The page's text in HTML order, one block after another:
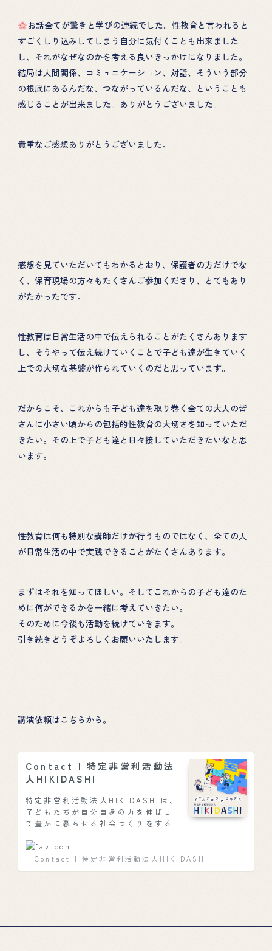
TOPICS
DONATION
GOODS
性教育カフェ
絵本による性教育
お話全てが驚きと学びの連続でした。性教育と言われると
すごくしり込みしてしまう自分に気付くことも出来ました
し、それがなぜなのかを考える良いきっかけになりました。
結局は人間関係、コミュニケーション、対話、そういう部分
の根底にあるんだな、つながっているんだな、ということも
感じることが出来ました。ありがとうございました。
貴重なご感想ありがとうございました。
感想を見ていただいてもわかるとおり、保護者の方だけでな
く、保育現場の方々もたくさんご参加くださり、とてもあり
がたかったです。
性教育は日常生活の中で伝えられることがたくさんあります
し、そうやって伝え続けていくことで子ども達が生きていく
上での大切な基盤が作られていくのだと思っています。
だからこそ、これからも子ども達を取り巻く全ての大人の皆
さんに小さい頃からの包括的性教育の大切さを知っていただ
きたい。その上で子ども達と日々接していただきたいなと思
います。
性教育は何も特別な講師だけが行うものではなく、全ての人
が日常生活の中で実践できることがたくさんあります。
まずはそれを知ってほしい。そしてこれからの子ども達のた
めに何ができるかを一緒に考えていきたい。
そのために今後も活動を続けていきます。
引き続きどうぞよろしくお願いいたします。
講演依頼はこちらから。
Contact | 特定非営利活動法
人HIKIDASHI
特定非営利活動法人HIKIDASHIは、
子どもたちが自分自身の力を伸ばし
て豊かに暮らせる社会づくりをする
り、コミュニケーション・異文化理
解、お金の教育など、これからの未
来を担う子どもたちの「イキルチカ
Contact | 特定非営利活動法人HIKIDASHI